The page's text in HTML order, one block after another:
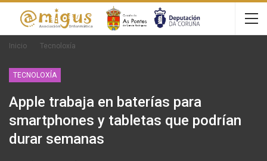
Inicio Tecnoloxía
TECNOLOXÍA
Apple trabaja en baterías para
smartphones y tabletas que podrían
durar semanas